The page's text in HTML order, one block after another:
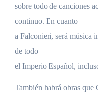
sobre todo de canciones
continuo. En cuanto
a Falconieri, será música
de todo
el Imperio Español,
También habrá obras que